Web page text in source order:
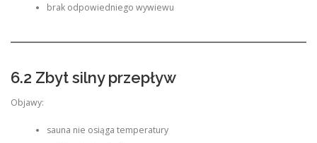
brak odpowiedniego wywiewu
6.2 Zbyt silny przepływ
Objawy:
sauna nie osiąga temperatury